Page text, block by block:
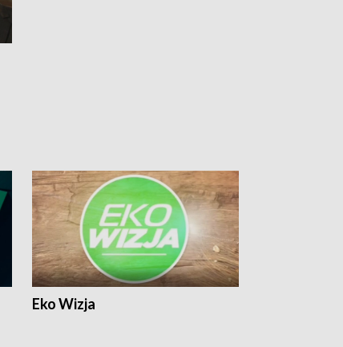
Eko Wizja